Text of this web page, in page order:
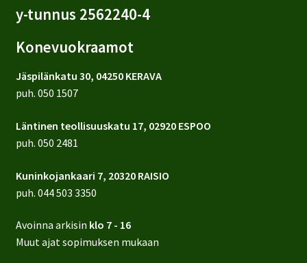
y-tunnus 2562240-4
Konevuokraamot
Jäspilänkatu 30, 04250 KERAVA
puh. 050 1507
Läntinen teollisuuskatu 17, 02920 ESPOO
puh. 050 2481
Kuninkojankaari 7, 20320 RAISIO
puh. 044 503 3350
Avoinna arkisin klo 7 - 16
Muut ajat sopimuksen mukaan